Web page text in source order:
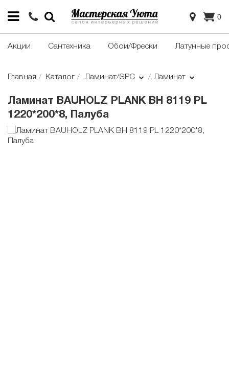
0
Акции Сантехника Обои/Фрески Латунные
Главная Каталог Ламинат/SPC Ламинат
Ламинат BAUHOLZ PLANK BH 8119 PL
1220*200*8, Палуба